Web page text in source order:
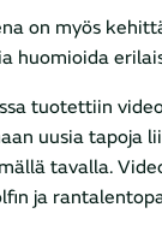
on myös
huomioida
tuotettiin
uusia tapoja
tavalla.
ja